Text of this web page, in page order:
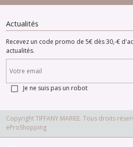
Actualités
Recevez un code promo de 5€ dès 30,-€
actualités.
Je ne suis pas un robot
Copyright TIFFANY MARIEE. Tous droits
eProShopping